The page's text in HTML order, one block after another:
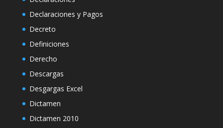
Declaraciones y Pagos
Decreto
Definiciones
Derecho
Descargas
Desgargas Excel
Dictamen
Dictamen 2010